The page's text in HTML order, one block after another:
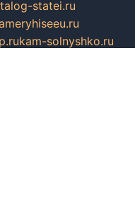
statei.ru
kam-solnyshko.ru